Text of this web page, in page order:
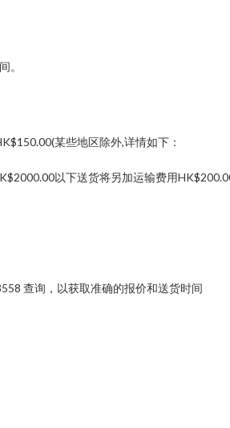
。
某些地区除外,详情如下：
以下送货将另加运输费用
查询，以获取准确的报价和送货时间